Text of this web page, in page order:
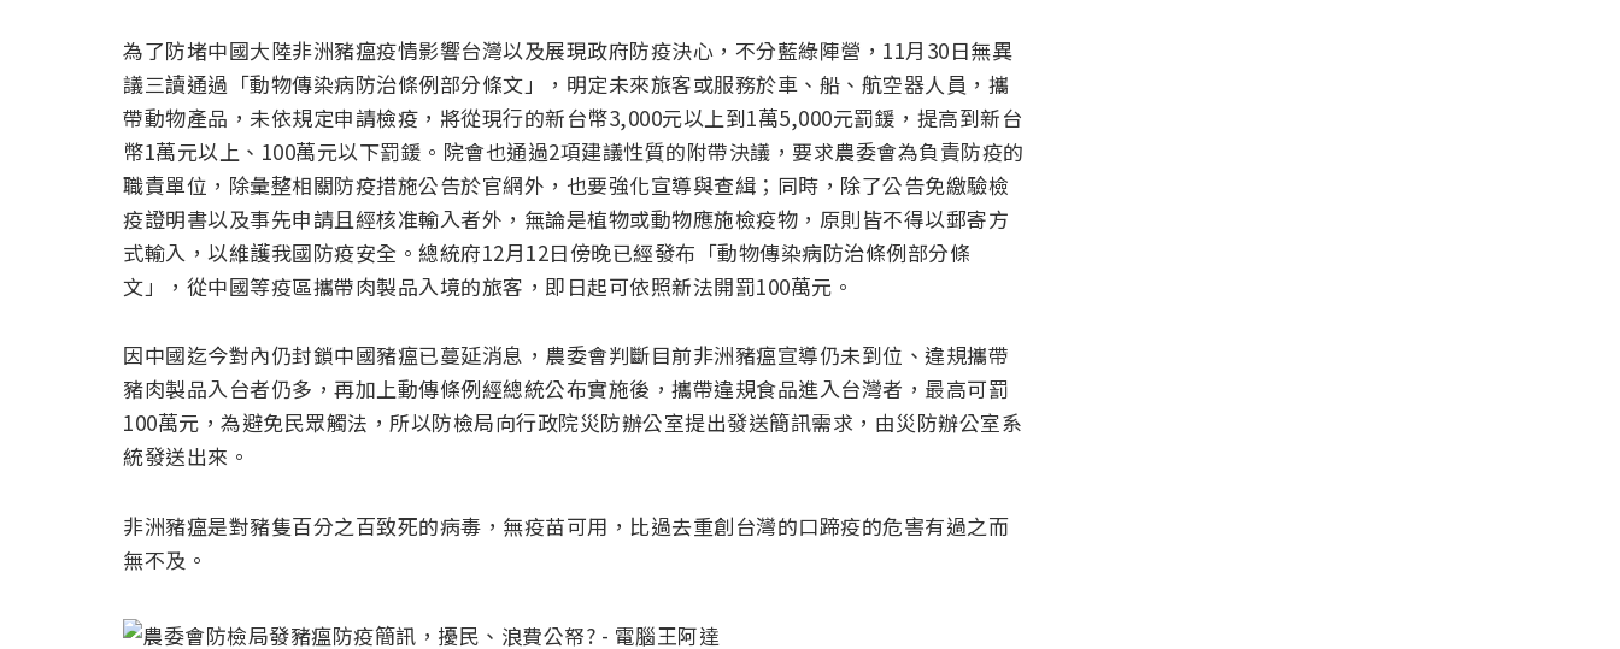
為了防堵中國大陸非洲豬瘟疫情影響台灣以及展現政府防疫決心，不分藍綠陣營，11月30日無異
議三讀通過「動物傳染病防治條例部分條文」，明定未來旅客或服務於車、船、航空器人員，攜
帶動物產品，未依規定申請檢疫，將從現行的新台幣3,000元以上到1萬5,000元罰鍰，提高到新台
幣1萬元以上、100萬元以下罰鍰。院會也通過2項建議性質的附帶決議，要求農委會為負責防疫的
職責單位，除彙整相關防疫措施公告於官網外，也要強化宣導與查緝；同時，除了公告免繳驗檢
疫證明書以及事先申請且經核准輸入者外，無論是植物或動物應施檢疫物，原則皆不得以郵寄方
式輸入，以維護我國防疫安全。總統府12月12日傍晚已經發布「動物傳染病防治條例部分條
文」，從中國等疫區攜帶肉製品入境的旅客，即日起可依照新法開罰100萬元。
因中國迄今對內仍封鎖中國豬瘟已蔓延消息，農委會判斷目前非洲豬瘟宣導仍未到位、違規攜帶
豬肉製品入台者仍多，再加上動傳條例經總統公布實施後，攜帶違規食品進入台灣者，最高可罰
100萬元，為避免民眾觸法，所以防檢局向行政院災防辦公室提出發送簡訊需求，由災防辦公室系
統發送出來。
非洲豬瘟是對豬隻百分之百致死的病毒，無疫苗可用，比過去重創台灣的口蹄疫的危害有過之而
無不及。